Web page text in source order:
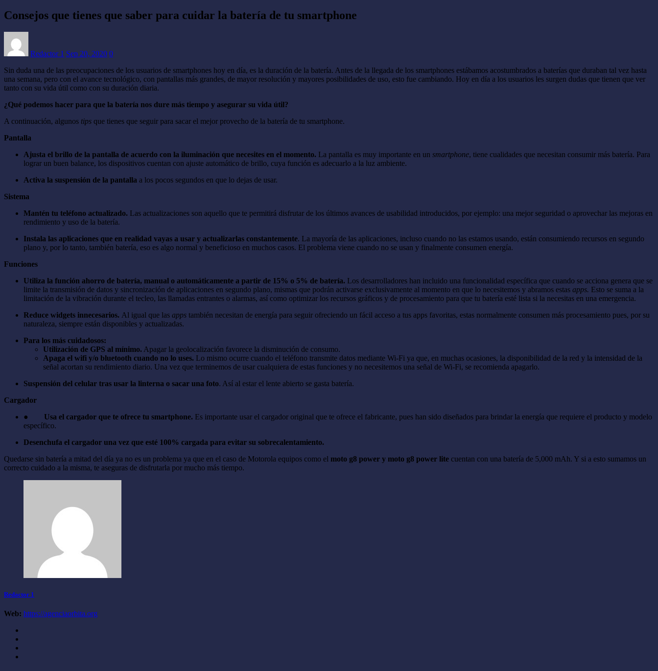
Consejos que tienes que saber para cuidar la batería de tu smartphone
Redactor 1 Sep 20, 2020 0
Sin duda una de las preocupaciones de los usuarios de smartphones hoy en día, es la duración de la batería. Antes de la llegada de los smartphones estábamos acostumbrados a baterías que duraban tal vez hasta
una semana, pero con el avance tecnológico, con pantallas más grandes, de mayor resolución y mayores posibilidades de uso, esto fue cambiando. Hoy en día a los usuarios les surgen dudas que tienen que ver
tanto con su vida útil como con su duración diaria.
¿Qué podemos hacer para que la batería nos dure más tiempo y asegurar su vida útil?
A continuación, algunos tips que tienes que seguir para sacar el mejor provecho de la batería de tu smartphone.
Pantalla
Ajusta el brillo de la pantalla de acuerdo con la iluminación que necesites en el momento. La pantalla es muy importante en un smartphone, tiene cualidades que necesitan consumir más batería. Para
lograr un buen balance, los dispositivos cuentan con ajuste automático de brillo, cuya función es adecuarlo a la luz ambiente.
Activa la suspensión de la pantalla a los pocos segundos en que lo dejas de usar.
Sistema
Mantén tu teléfono actualizado. Las actualizaciones son aquello que te permitirá disfrutar de los últimos avances de usabilidad introducidos, por ejemplo: una mejor seguridad o aprovechar las mejoras en
rendimiento y uso de la batería.
Instala las aplicaciones que en realidad vayas a usar y actualizarlas constantemente. La mayoría de las aplicaciones, incluso cuando no las estamos usando, están consumiendo recursos en segundo
plano y, por lo tanto, también batería, eso es algo normal y beneficioso en muchos casos. El problema viene cuando no se usan y finalmente consumen energía.
Funciones
Utiliza la función ahorro de batería, manual o automáticamente a partir de 15% o 5% de batería. Los desarrolladores han incluido una funcionalidad específica que cuando se acciona genera que se
limite la transmisión de datos y sincronización de aplicaciones en segundo plano, mismas que podrán activarse exclusivamente al momento en que lo necesitemos y abramos estas apps. Esto se suma a la
limitación de la vibración durante el tecleo, las llamadas entrantes o alarmas, así como optimizar los recursos gráficos y de procesamiento para que tu batería esté lista si la necesitas en una emergencia.
Reduce widgets innecesarios. Al igual que las apps también necesitan de energía para seguir ofreciendo un fácil acceso a tus apps favoritas, estas normalmente consumen más procesamiento pues, por su
naturaleza, siempre están disponibles y actualizadas.
Para los más cuidadosos:
Utilización de GPS al mínimo. Apagar la geolocalización favorece la disminución de consumo.
Apaga el wifi y/o bluetooth cuando no lo uses. Lo mismo ocurre cuando el teléfono transmite datos mediante Wi-Fi ya que, en muchas ocasiones, la disponibilidad de la red y la intensidad de la
señal acortan su rendimiento diario. Una vez que terminemos de usar cualquiera de estas funciones y no necesitemos una señal de Wi-Fi, se recomienda apagarlo.
Suspensión del celular tras usar la linterna o sacar una foto. Así al estar el lente abierto se gasta batería.
Cargador
● Usa el cargador que te ofrece tu smartphone. Es importante usar el cargador original que te ofrece el fabricante, pues han sido diseñados para brindar la energía que requiere el producto y modelo
específico.
Desenchufa el cargador una vez que esté 100% cargada para evitar su sobrecalentamiento.
Quedarse sin batería a mitad del día ya no es un problema ya que en el caso de Motorola equipos como el moto g8 power y moto g8 power lite cuentan con una batería de 5,000 mAh. Y si a esto sumamos un
correcto cuidado a la misma, te aseguras de disfrutarla por mucho más tiempo.
Redactor 1
Web: https://agenciaorbita.org